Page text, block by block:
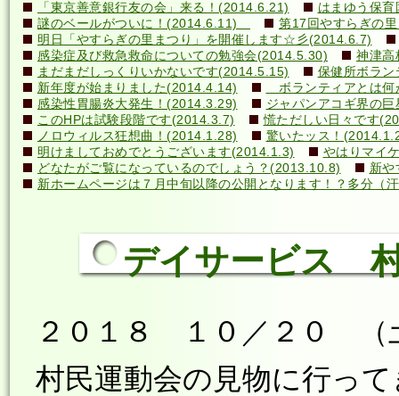
「東京善意銀行友の会」来る！(2014.6.21)
はまゆう保
謎のベールがついに！(2014.6.11)
第17回やすらぎの
明日「やすらぎの里まつり」を開催します☆彡(2014.6.7)
感染症及び救急救命についての勉強会(2014.5.30)
神津高
まだまだしっくりいかないです(2014.5.15)
保健所ボラ
新年度が始まりました(2014.4.14)
ボランティアとは
感染性胃腸炎大発生！(2014.3.29)
ジャパンアコギ界の
このHPは試験段階です(2014.3.7)
慌ただしい日々です
ノロウィルス狂想曲！(2014.1.28)
驚いたッス！
明けましておめでとうございます(2014.1.3)
やはりマイ
どなたがご覧になっているのでしょう？(2013.10.8)
新や
新ホームページは７月中旬以降の公開となります！？多分
デイサービス
２０１８ １０／２０ （
村民運動会の見物に行っ